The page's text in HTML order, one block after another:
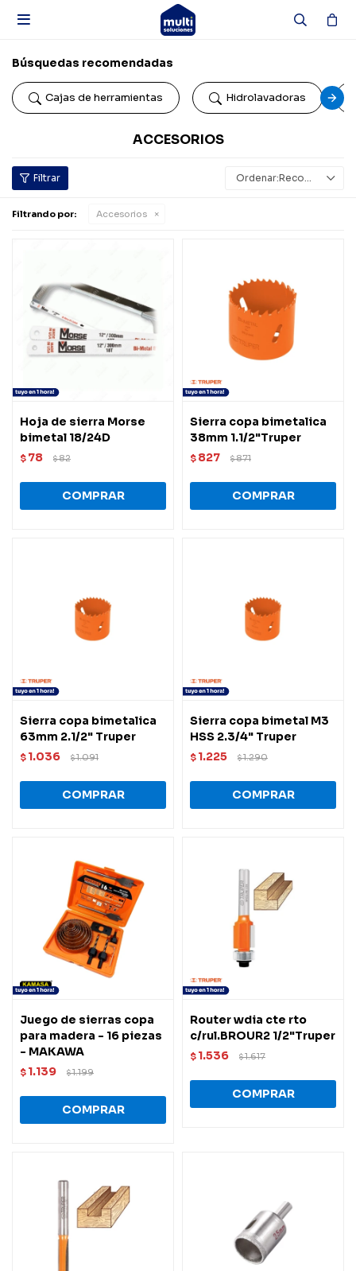

Búsquedas recomendadas
Cajas de herramientas Hidrolavadoras
ACCESORIOS
Recomendados
Filtrando por: Accesorios
Hoja de sierra Morse
bimetal 18/24D
$ 78 $82
Sierra copa bimetalica
38mm 1.1/2"Truper
$ 827 $871
Sierra copa bimetalica
63mm 2.1/2" Truper
$ 1.036 $1.091
Sierra copa bimetal M3
HSS 2.3/4" Truper
$ 1.225 $1.290
Juego de sierras copa
para madera - 16 piezas
- MAKAWA
$ 1.139 $1.199
Router wdia cte rto
c/rul.BROUR2 1/2"Truper
$ 1.536 $1.617